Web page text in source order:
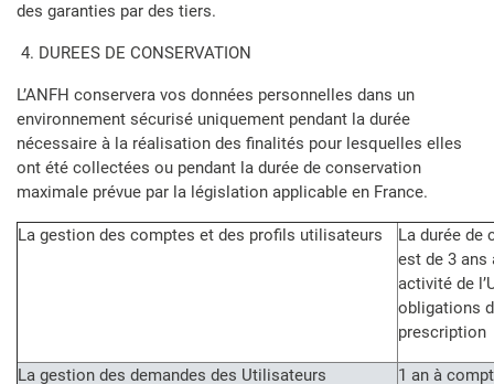
des garanties par des tiers.
4. DUREES DE CONSERVATION
L’ANFH conservera vos données personnelles dans un
environnement sécurisé uniquement pendant la durée
nécessaire à la réalisation des finalités pour lesquelles elles
ont été collectées ou pendant la durée de conservation
maximale prévue par la législation applicable en France.
La gestion des comptes et des profils utilisateurs
La durée de
est de 3 ans
activité de
obligations
prescription
La gestion des demandes des Utilisateurs 1 an à